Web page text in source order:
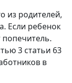
из родителей,
Если ребенок
попечитель.
3 статьи 63
в